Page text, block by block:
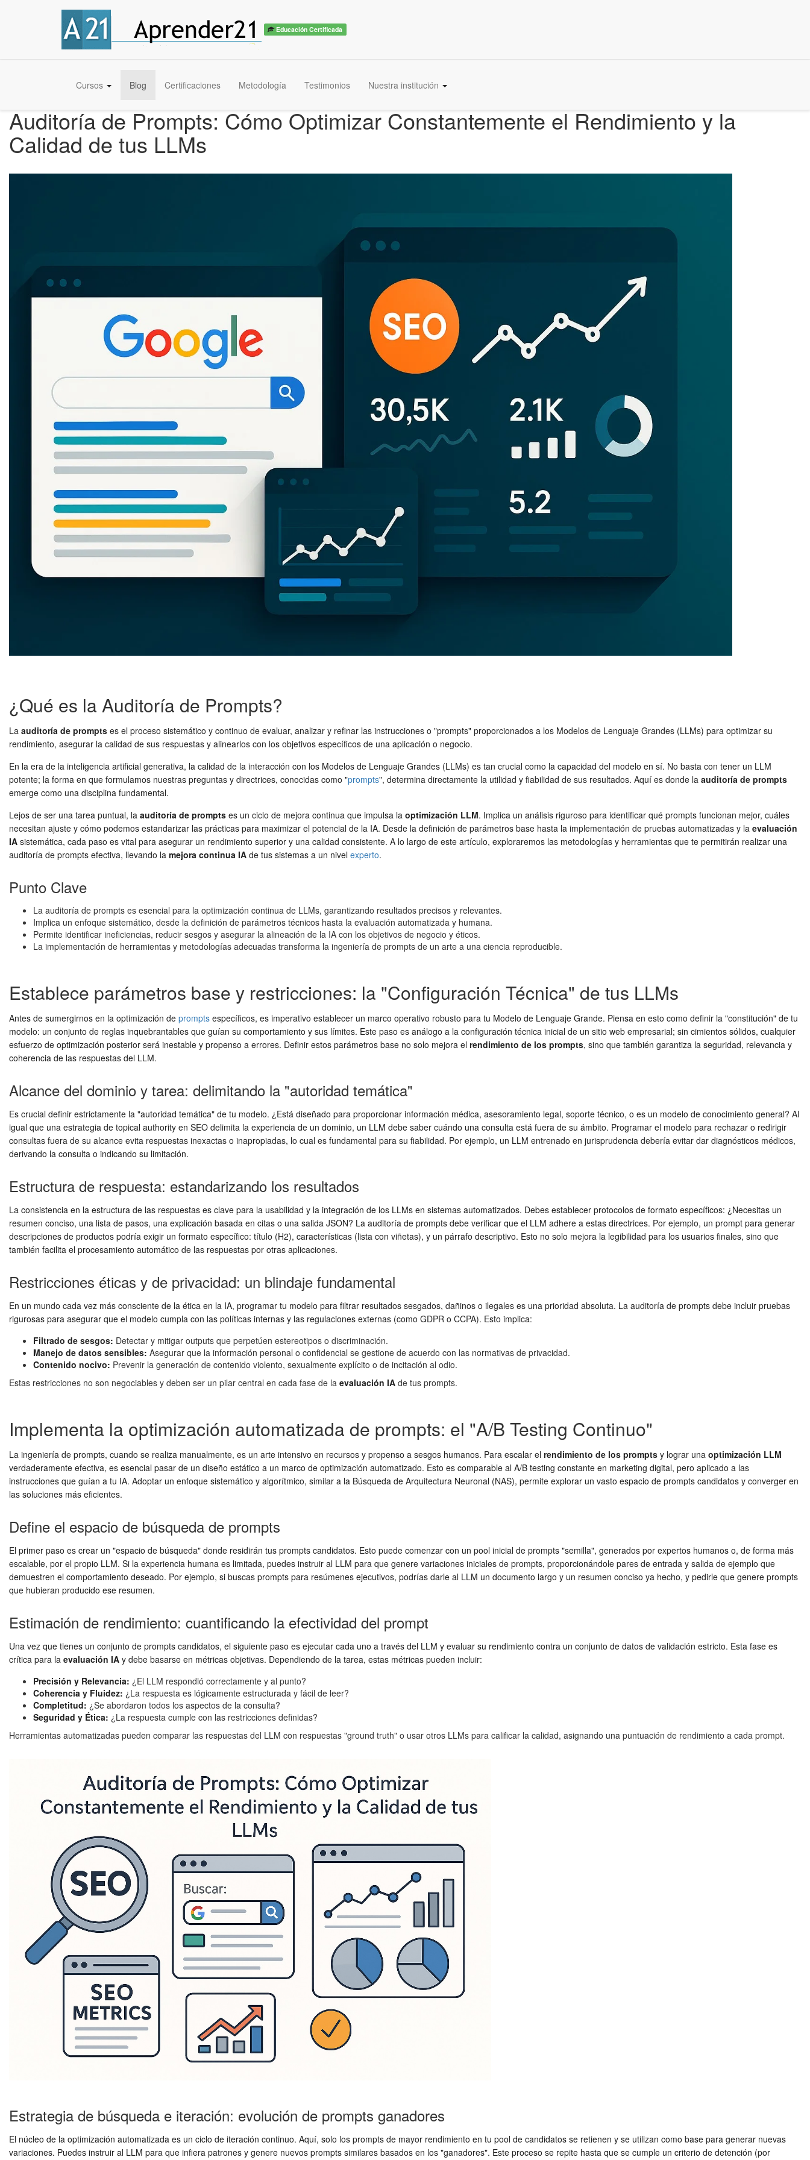
Educación Certificada
Cursos Blog Certificaciones Metodología Testimonios Nuestra institución
Auditoría de Prompts: Cómo Optimizar Constantemente el Rendimiento y la
Calidad de tus LLMs
¿Qué es la Auditoría de Prompts?
La auditoría de prompts es el proceso sistemático y continuo de evaluar, analizar y refinar las instrucciones o "prompts" proporcionados a los Modelos de Lenguaje Grandes (LLMs) para optimizar su
rendimiento, asegurar la calidad de sus respuestas y alinearlos con los objetivos específicos de una aplicación o negocio.
En la era de la inteligencia artificial generativa, la calidad de la interacción con los Modelos de Lenguaje Grandes (LLMs) es tan crucial como la capacidad del modelo en sí. No basta con tener un LLM
potente; la forma en que formulamos nuestras preguntas y directrices, conocidas como "prompts", determina directamente la utilidad y fiabilidad de sus resultados. Aquí es donde la auditoría de prompts
emerge como una disciplina fundamental.
Lejos de ser una tarea puntual, la auditoría de prompts es un ciclo de mejora continua que impulsa la optimización LLM. Implica un análisis riguroso para identificar qué prompts funcionan mejor, cuáles
necesitan ajuste y cómo podemos estandarizar las prácticas para maximizar el potencial de la IA. Desde la definición de parámetros base hasta la implementación de pruebas automatizadas y la evaluación
IA sistemática, cada paso es vital para asegurar un rendimiento superior y una calidad consistente. A lo largo de este artículo, exploraremos las metodologías y herramientas que te permitirán realizar una
auditoría de prompts efectiva, llevando la mejora continua IA de tus sistemas a un nivel experto.
Punto Clave
La auditoría de prompts es esencial para la optimización continua de LLMs, garantizando resultados precisos y relevantes.
Implica un enfoque sistemático, desde la definición de parámetros técnicos hasta la evaluación automatizada y humana.
Permite identificar ineficiencias, reducir sesgos y asegurar la alineación de la IA con los objetivos de negocio y éticos.
La implementación de herramientas y metodologías adecuadas transforma la ingeniería de prompts de un arte a una ciencia reproducible.
Establece parámetros base y restricciones: la "Configuración Técnica" de tus LLMs
Antes de sumergirnos en la optimización de prompts específicos, es imperativo establecer un marco operativo robusto para tu Modelo de Lenguaje Grande. Piensa en esto como definir la "constitución" de tu
modelo: un conjunto de reglas inquebrantables que guían su comportamiento y sus límites. Este paso es análogo a la configuración técnica inicial de un sitio web empresarial; sin cimientos sólidos, cualquier
esfuerzo de optimización posterior será inestable y propenso a errores. Definir estos parámetros base no solo mejora el rendimiento de los prompts, sino que también garantiza la seguridad, relevancia y
coherencia de las respuestas del LLM.
Alcance del dominio y tarea: delimitando la "autoridad temática"
Es crucial definir estrictamente la "autoridad temática" de tu modelo. ¿Está diseñado para proporcionar información médica, asesoramiento legal, soporte técnico, o es un modelo de conocimiento general? Al
igual que una estrategia de topical authority en SEO delimita la experiencia de un dominio, un LLM debe saber cuándo una consulta está fuera de su ámbito. Programar el modelo para rechazar o redirigir
consultas fuera de su alcance evita respuestas inexactas o inapropiadas, lo cual es fundamental para su fiabilidad. Por ejemplo, un LLM entrenado en jurisprudencia debería evitar dar diagnósticos médicos,
derivando la consulta o indicando su limitación.
Estructura de respuesta: estandarizando los resultados
La consistencia en la estructura de las respuestas es clave para la usabilidad y la integración de los LLMs en sistemas automatizados. Debes establecer protocolos de formato específicos: ¿Necesitas un
resumen conciso, una lista de pasos, una explicación basada en citas o una salida JSON? La auditoría de prompts debe verificar que el LLM adhere a estas directrices. Por ejemplo, un prompt para generar
descripciones de productos podría exigir un formato específico: título (H2), características (lista con viñetas), y un párrafo descriptivo. Esto no solo mejora la legibilidad para los usuarios finales, sino que
también facilita el procesamiento automático de las respuestas por otras aplicaciones.
Restricciones éticas y de privacidad: un blindaje fundamental
En un mundo cada vez más consciente de la ética en la IA, programar tu modelo para filtrar resultados sesgados, dañinos o ilegales es una prioridad absoluta. La auditoría de prompts debe incluir pruebas
rigurosas para asegurar que el modelo cumpla con las políticas internas y las regulaciones externas (como GDPR o CCPA). Esto implica:
Filtrado de sesgos: Detectar y mitigar outputs que perpetúen estereotipos o discriminación.
Manejo de datos sensibles: Asegurar que la información personal o confidencial se gestione de acuerdo con las normativas de privacidad.
Contenido nocivo: Prevenir la generación de contenido violento, sexualmente explícito o de incitación al odio.
Estas restricciones no son negociables y deben ser un pilar central en cada fase de la evaluación IA de tus prompts.
Implementa la optimización automatizada de prompts: el "A/B Testing Continuo"
La ingeniería de prompts, cuando se realiza manualmente, es un arte intensivo en recursos y propenso a sesgos humanos. Para escalar el rendimiento de los prompts y lograr una optimización LLM
verdaderamente efectiva, es esencial pasar de un diseño estático a un marco de optimización automatizado. Esto es comparable al A/B testing constante en marketing digital, pero aplicado a las
instrucciones que guían a tu IA. Adoptar un enfoque sistemático y algorítmico, similar a la Búsqueda de Arquitectura Neuronal (NAS), permite explorar un vasto espacio de prompts candidatos y converger en
las soluciones más eficientes.
Define el espacio de búsqueda de prompts
El primer paso es crear un "espacio de búsqueda" donde residirán tus prompts candidatos. Esto puede comenzar con un pool inicial de prompts "semilla", generados por expertos humanos o, de forma más
escalable, por el propio LLM. Si la experiencia humana es limitada, puedes instruir al LLM para que genere variaciones iniciales de prompts, proporcionándole pares de entrada y salida de ejemplo que
demuestren el comportamiento deseado. Por ejemplo, si buscas prompts para resúmenes ejecutivos, podrías darle al LLM un documento largo y un resumen conciso ya hecho, y pedirle que genere prompts
que hubieran producido ese resumen.
Estimación de rendimiento: cuantificando la efectividad del prompt
Una vez que tienes un conjunto de prompts candidatos, el siguiente paso es ejecutar cada uno a través del LLM y evaluar su rendimiento contra un conjunto de datos de validación estricto. Esta fase es
crítica para la evaluación IA y debe basarse en métricas objetivas. Dependiendo de la tarea, estas métricas pueden incluir:
Precisión y Relevancia: ¿El LLM respondió correctamente y al punto?
Coherencia y Fluidez: ¿La respuesta es lógicamente estructurada y fácil de leer?
Completitud: ¿Se abordaron todos los aspectos de la consulta?
Seguridad y Ética: ¿La respuesta cumple con las restricciones definidas?
Herramientas automatizadas pueden comparar las respuestas del LLM con respuestas "ground truth" o usar otros LLMs para calificar la calidad, asignando una puntuación de rendimiento a cada prompt.
Estrategia de búsqueda e iteración: evolución de prompts ganadores
El núcleo de la optimización automatizada es un ciclo de iteración continuo. Aquí, solo los prompts de mayor rendimiento en tu pool de candidatos se retienen y se utilizan como base para generar nuevas
variaciones. Puedes instruir al LLM para que infiera patrones y genere nuevos prompts similares basados en los "ganadores". Este proceso se repite hasta que se cumple un criterio de detención (por